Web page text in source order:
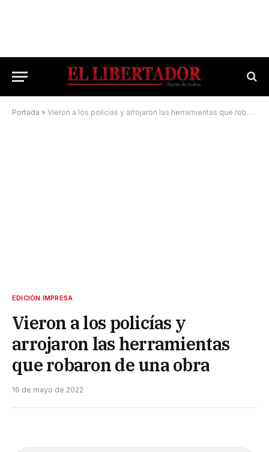
Portada » Vieron a los policías y arrojaron las herramientas que robaron de una obra
EDICIÓN IMPRESA
Vieron a los policías y
arrojaron las herramientas
que robaron de una obra
16 de mayo de 2022